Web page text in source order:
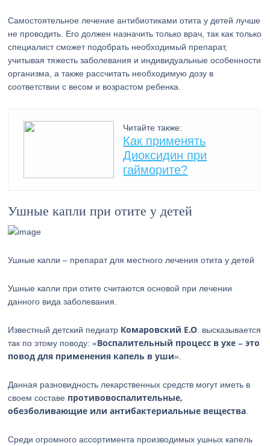
Самостоятельное лечение антибиотиками отита у детей лучше
не проводить. Его должен назначить только врач, так как только
специалист сможет подобрать необходимый препарат,
учитывая тяжесть заболевания и индивидуальные особенности
организма, а также рассчитать необходимую дозу в
соответствии с весом и возрастом ребенка.
Читайте также:
Как применять
Диоксидин при
гайморите?
Ушные капли при отите у детей
Ушные капли – препарат для местного лечения отита у детей
Ушные капли при отите считаются основой при лечении
данного вида заболевания.
Известный детский педиатр Комаровский Е.О . высказывается
так по этому поводу: «Воспалительный процесс в ухе – это
повод для применения капель в уши».
Данная разновидность лекарственных средств могут иметь в
своем составе противовоспалительные,
обезболивающие или антибактериальные вещества
Среди огромного ассортимента производимых ушных капель